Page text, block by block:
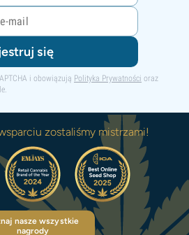
się
i obowiązują Polityka Prywatności oraz
zostaliśmy mistrzami!
nasze wszystkie
nagrody